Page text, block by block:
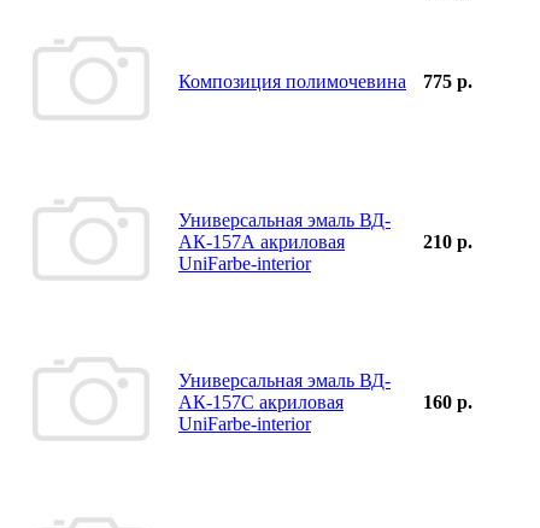
Композиция полимочевина 775 р.
Универсальная эмаль ВД-
АК-157А акриловая
UniFarbe-interior
210 р.
Универсальная эмаль ВД-
АК-157С акриловая
UniFarbe-interior
160 р.